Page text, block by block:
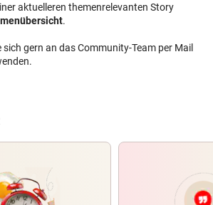
aktuelleren themenrelevanten Story
.
sich gern an das Community-Team per Mail